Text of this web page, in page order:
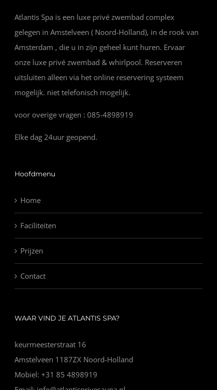
Atlantis Spa is een luxe privé zwembad complex
gelegen in Amstelveen ( Noord-Holland), in de rook van
Amsterdam , die u in zijn geheel kunt huren. Ervaar
onze luxe privé zwembad & whirlpool. Reserveren
uitsluiten alleen via het online reservering systeem
mogelijk. niet telefonisch mogelijk.
voor overige vragen : 085-4898919
Elke dag 24uur geopend.
Hoofdmenu
Home
Faciliteiten
Prijzen
Contact
WAAR VIND JE ATLANTIS SPA?
keurmeesterstraat 16
Amstelveen 1187ZX Noord-Holland
Mobiel: +31 85 4898919